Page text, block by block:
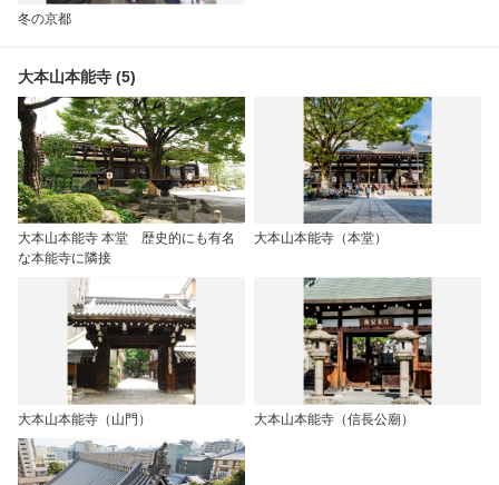
冬の京都
大本山本能寺 (5)
大本山本能寺 本堂 歴史的にも有名
な本能寺に隣接
大本山本能寺（本堂）
大本山本能寺（山門） 大本山本能寺（信長公廟）